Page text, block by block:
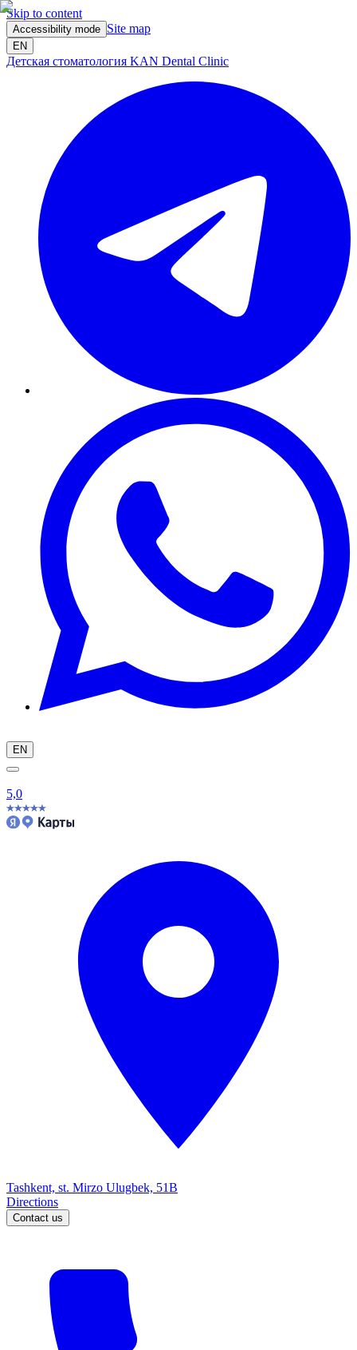
Skip to content
Accessibility mode Site map
EN
Детская стоматология KAN Dental Clinic
EN
5,0
Tashkent, st. Mirzo Ulugbek, 51B
Directions
Contact us